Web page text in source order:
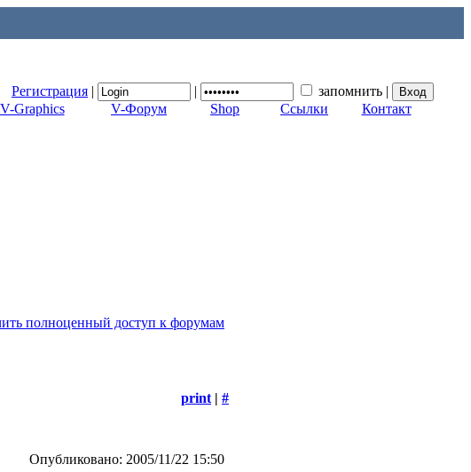
Регистрация | | запомнить |
V-Graphics
V-Форум Shop Ссылки Контакт
полноценный доступ к форумам
print | #
Опубликовано: 2005/11/22 15:50